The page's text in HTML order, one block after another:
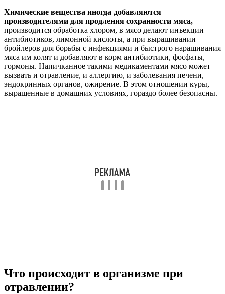
Химические вещества иногда добавляются
производителями для продления сохранности мяса,
производится обработка хлором, в мясо делают инъекции
антибиотиков, лимонной кислоты, а при выращивании
бройлеров для борьбы с инфекциями и быстрого наращивания
мяса им колят и добавляют в корм антибиотики, фосфаты,
гормоны. Напичканное такими медикаментами мясо может
вызвать и отравление, и аллергию, и заболевания печени,
эндокринных органов, ожирение. В этом отношении куры,
выращенные в домашних условиях, гораздо более безопасны.
Что происходит в организме при
отравлении?